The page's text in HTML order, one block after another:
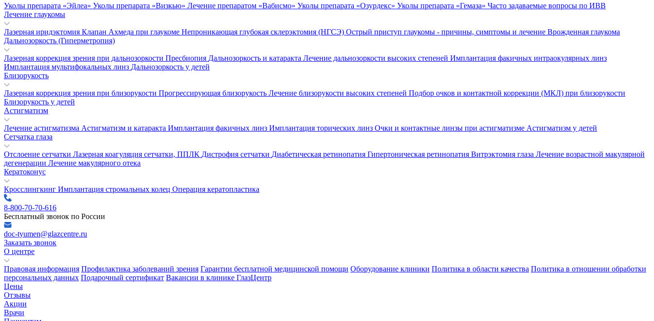
Уколы препарата «Эйлеа» Уколы препарата «Визкью» Лечение препаратом «Вабисмо» Уколы препарата «Озурдекс» Уколы препарата «Гемаза» Часто задаваемые вопросы по ИВВ
Лечение глаукомы
Лазерная иридэктомия Клапан Ахмеда при глаукоме Непроникающая глубокая склерэктомия (НГСЭ) Острый приступ глаукомы - причины, симптомы и лечение Врожденная глаукома
Дальнозоркость (Гиперметропия)
Лазерная коррекция зрения при дальнозоркости Пресбиопия Дальнозоркость и катаракта Лечение дальнозоркости высоких степеней Имплантация факичных интраокулярных линз
Имплантация мультифокальных линз Дальнозоркость у детей
Близорукость
Лазерная коррекция зрения при близорукости Прогрессирующая близорукость Лечение близорукости высоких степеней Подбор очков и контактной коррекции (МКЛ) при близорукости
Близорукость у детей
Астигматизм
Лечение астигматизма Астигматизм и катаракта Имплантация факичных линз Имплантация торических линз Очки и контактные линзы при астигматизме Астигматизм у детей
Сетчатка глаза
Отслоение сетчатки Лазерная коагуляция сетчатки, ППЛК Дистрофия сетчатки Диабетическая ретинопатия Гипертоническая ретинопатия Витрэктомия глаза Лечение возрастной макулярной
дегенерации Лечение макулярного отека
Кератоконус
Кросслингкинг Имплантация стромальных колец Операция кератопластика
8-800-70-70-616
Бесплатный звонок по России
doc-tyumen@glazcentre.ru
Заказать звонок
О центре
Правовая информация Профилактика заболеваний зрения Гарантии бесплатной медицинской помощи Оборудование клиники Политика в области качества Политика в отношении обработки
персональных данных Подарочный сертификат Вакансии в клинике ГлазЦентр
Цены
Отзывы
Акции
Врачи